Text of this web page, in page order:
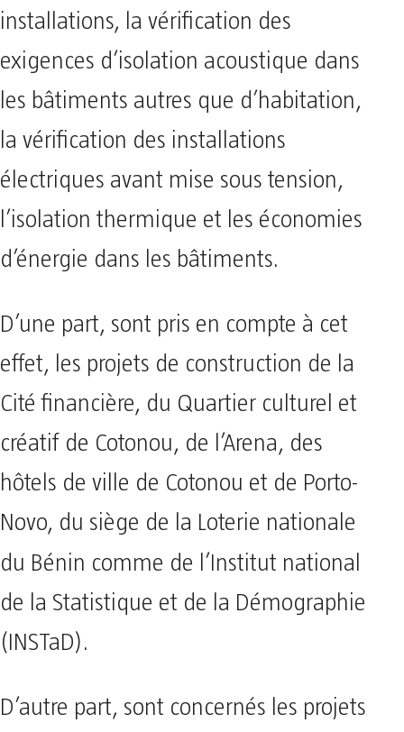
installations, la vérification des
exigences d’isolation acoustique dans
les bâtiments autres que d’habitation,
la vérification des installations
électriques avant mise sous tension,
l’isolation thermique et les économies
d’énergie dans les bâtiments.
D’une part, sont pris en compte à cet
effet, les projets de construction de la
Cité financière, du Quartier culturel et
créatif de Cotonou, de l’Arena, des
hôtels de ville de Cotonou et de Porto-
Novo, du siège de la Loterie nationale
du Bénin comme de l’Institut national
de la Statistique et de la Démographie
(INSTaD).
D’autre part, sont concernés les projets